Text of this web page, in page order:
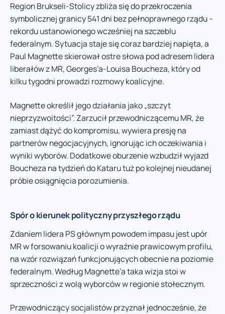
Region Brukseli-Stolicy zbliża się do przekroczenia
symbolicznej granicy 541 dni bez pełnoprawnego rządu –
rekordu ustanowionego wcześniej na szczeblu
federalnym. Sytuacja staje się coraz bardziej napięta, a
Paul Magnette skierował ostre słowa pod adresem lidera
liberałów z MR, Georges’a-Louisa Boucheza, który od
kilku tygodni prowadzi rozmowy koalicyjne.
Magnette określił jego działania jako „szczyt
nieprzyzwoitości”. Zarzucił przewodniczącemu MR, że
zamiast dążyć do kompromisu, wywiera presję na
partnerów negocjacyjnych, ignorując ich oczekiwania i
wyniki wyborów. Dodatkowe oburzenie wzbudził wyjazd
Boucheza na tydzień do Kataru tuż po kolejnej nieudanej
próbie osiągnięcia porozumienia.
Spór o kierunek polityczny przyszłego rządu
Zdaniem lidera PS głównym powodem impasu jest upór
MR w forsowaniu koalicji o wyraźnie prawicowym profilu,
na wzór rozwiązań funkcjonujących obecnie na poziomie
federalnym. Według Magnette’a taka wizja stoi w
sprzeczności z wolą wyborców w regionie stołecznym.
Przewodniczący socjalistów przyznał jednocześnie, że